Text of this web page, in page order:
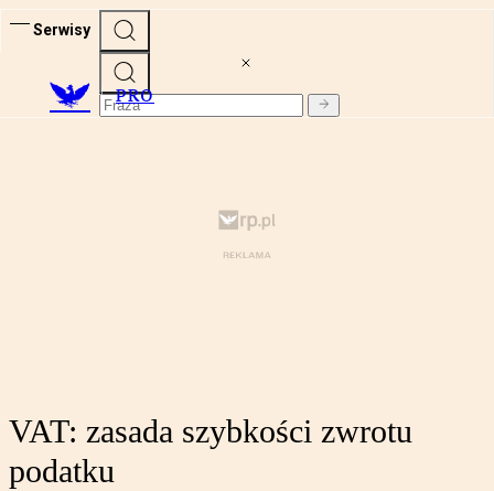
Serwisy
PRO
VAT: zasada szybkości zwrotu
podatku